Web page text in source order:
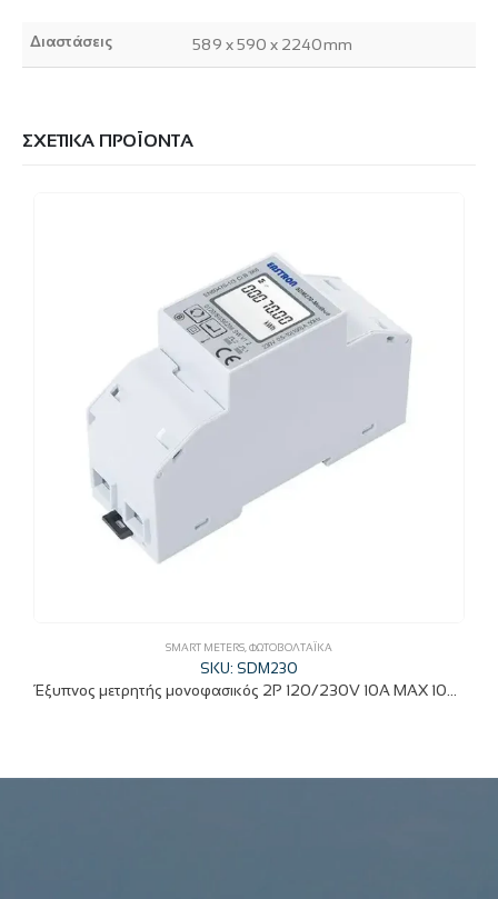
Διαστάσεις 589 x 590 x 2240mm
ΣΧΕΤΙΚΆ ΠΡΟΪΌΝΤΑ
SMART METERS, ΦΩΤΟΒΟΛΤΑΪΚΆ
SKU: SDM230
Έξυπνος μετρητής μονοφασικός 2P 120/230V 10A MAX 100A